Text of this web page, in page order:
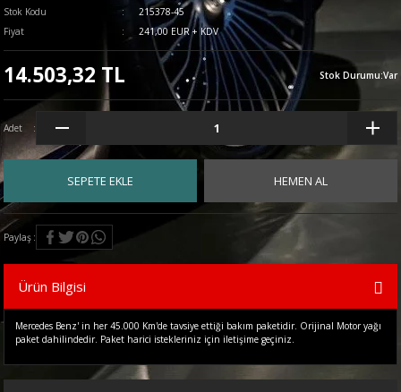
Stok Kodu
215378-45
Fiyat
241,00 EUR + KDV
14.503,32 TL Stok Durumu:Var
Adet
SEPETE EKLE HEMEN AL
Paylaş
Ürün Bilgisi
Mercedes Benz' in her 45.000 Km'de tavsiye ettiği bakım paketidir. Orijinal Motor yağı
paket dahilindedir. Paket harici istekleriniz için iletişime geçiniz.